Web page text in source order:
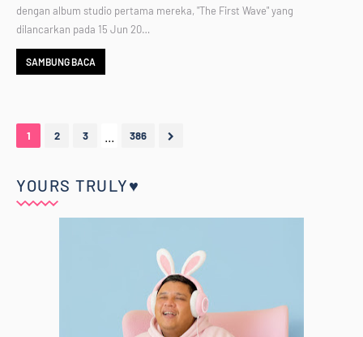
dengan album studio pertama mereka, "The First Wave" yang
dilancarkan pada 15 Jun 20…
SAMBUNG BACA
1 2 3 386
YOURS TRULY♥